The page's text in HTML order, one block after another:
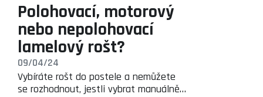
Polohovací, motorový
nebo nepolohovací
lamelový rošt?
09/04/24
Vybíráte rošt do postele a nemůžete
se rozhodnout, jestli vybrat manuálně…